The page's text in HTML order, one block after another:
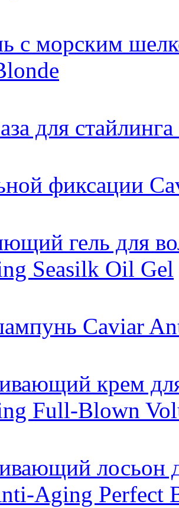
с морским
для
фиксации
гель для
Seasilk Oil Gel
Caviar
крем
Full-Blown
лосьон
Aging Perfect